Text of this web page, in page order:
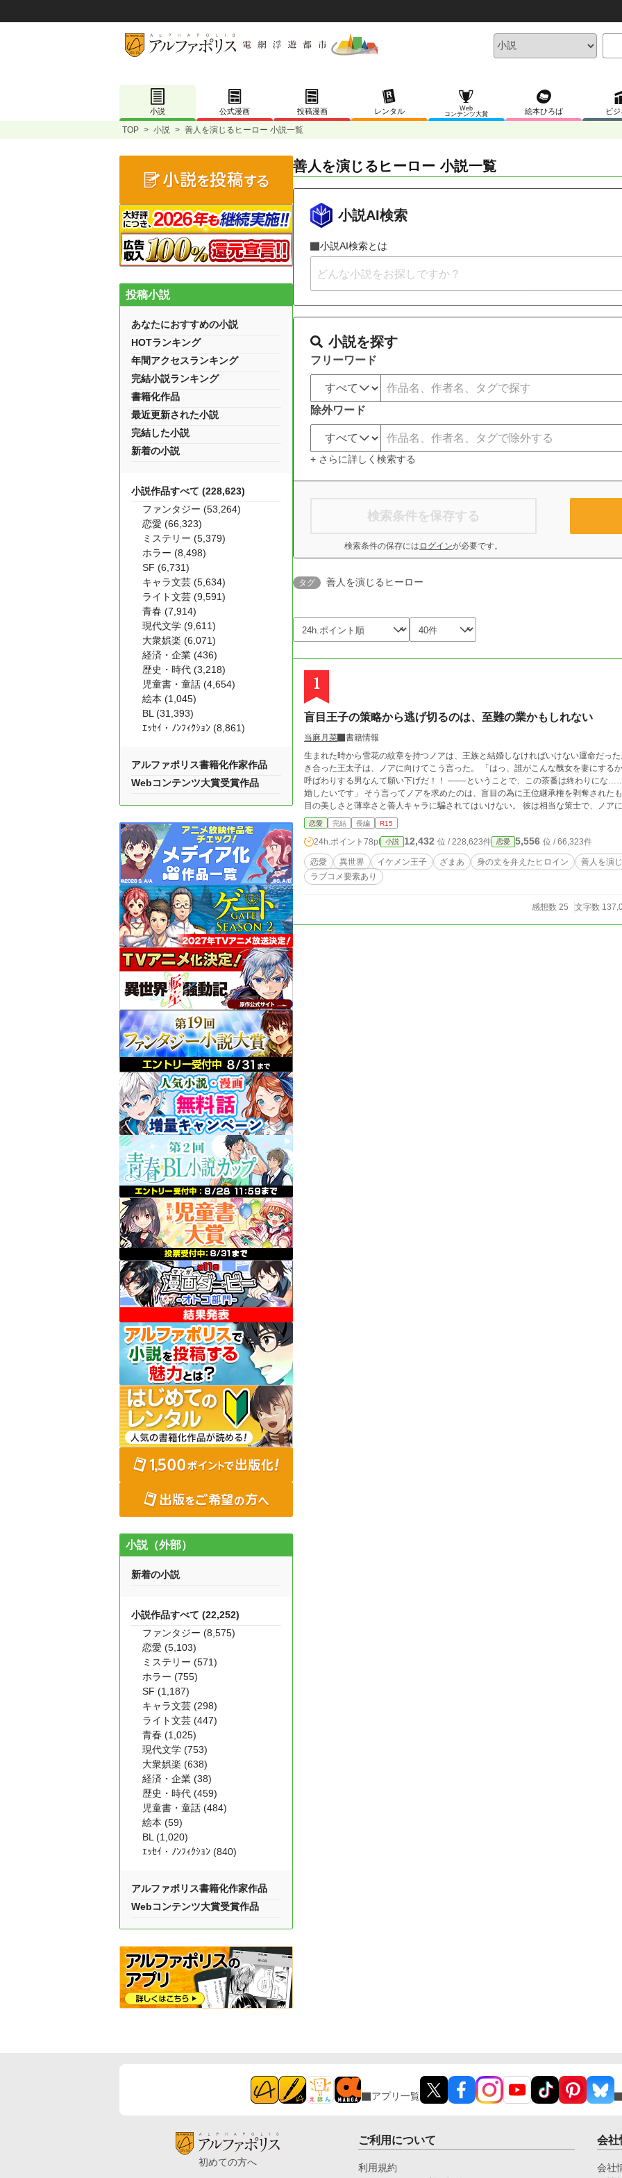
小説 公式漫画 投稿漫画 レンタル
Web
コンテンツ大賞
絵本ひろば ビ
TOP > 小説 > 善人を演じるヒーロー 小説一覧
善人を演じるヒーロー 小説一覧
小説AI検索
小説AI検索とは
小説を探す
フリーワード
除外ワード
+ さらに詳しく検索する
検索条件を保存する
検索条件の保存には ログインが必要です。
タグ 善人を演じるヒーロー
1
盲目王子の策略から逃げ切るのは、至難の業かもしれない
当麻月菜
書籍情報
生まれた時から雪花の紋章を持つノアは、王族と結婚しなければいけない運命だった。 だがしかし、攫われるようにお城の一室
き合った王太子は、ノアに向けてこう言った。 「はっ、誰がこんな醜女を妻にするか」 こっちだって、初対面でいきなり自分を醜女
呼ばわりする男なんて願い下げだ！！ ───ということで、この茶番は終わりにな……らなかった。 「ならば、私がこのお嬢さんと結
婚したいです」 そう言ってノアを求めたのは、盲目の為に王位継承権を剥奪されたもう一人の王子様だった。 ただ、この王子の見た
目の美しさと薄幸さと善人キャラに騙されてはいけない。 彼は相当な策士で、ノアに無自覚ながらぞっこん惚れていた。 一目惚れし
た少女を絶対に逃さないと決めた盲目王子と、キノコをこよなく愛する魔力ゼロ少女の恋の攻防戦。 ※但し、
にイチャイチャしているだけ。
恋愛 完結 長編 R15
24h.ポイント 78pt 小説 12,432 位 / 228,623件 恋愛 5,556 位 / 66,323件
恋愛 異世界 イケメン王子 ざまあ 身の丈を弁えたヒロイン
善人を演
ラブコメ要素あり
感想数 25 文字数
投稿小説
あなたにおすすめの小説
HOTランキング
年間アクセスランキング
完結小説ランキング
書籍化作品
最近更新された小説
完結した小説
新着の小説
小説作品すべて (228,623)
ファンタジー (53,264)
恋愛 (66,323)
ミステリー (5,379)
ホラー (8,498)
SF (6,731)
キャラ文芸 (5,634)
ライト文芸 (9,591)
青春 (7,914)
現代文学 (9,611)
大衆娯楽 (6,071)
経済・企業 (436)
歴史・時代 (3,218)
児童書・童話 (4,654)
絵本 (1,045)
BL (31,393)
ｴｯｾｲ・ﾉﾝﾌｨｸｼｮﾝ (8,861)
アルファポリス書籍化作家作品
Webコンテンツ大賞受賞作品
小説（外部）
新着の小説
小説作品すべて (22,252)
ファンタジー (8,575)
恋愛 (5,103)
ミステリー (571)
ホラー (755)
SF (1,187)
キャラ文芸 (298)
ライト文芸 (447)
青春 (1,025)
現代文学 (753)
大衆娯楽 (638)
経済・企業 (38)
歴史・時代 (459)
児童書・童話 (484)
絵本 (59)
BL (1,020)
ｴｯｾｲ・ﾉﾝﾌｨｸｼｮﾝ (840)
アルファポリス書籍化作家作品
Webコンテンツ大賞受賞作品
アプリ一覧
初めての方へ
ご利用について
利用規約
会社
会社